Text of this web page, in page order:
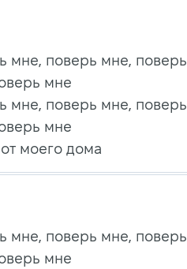
мне, поверь мне, поверь
мне
мне, поверь мне, поверь
мне
моего дома
мне, поверь мне, поверь
мне